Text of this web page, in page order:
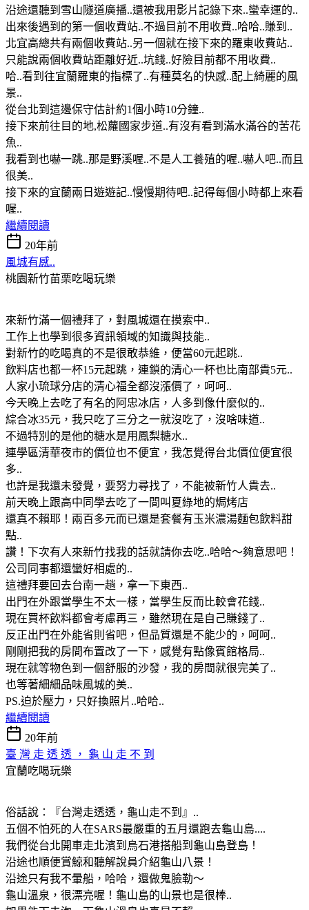
沿途還聽到雪山隧道廣播..還被我用影片記錄下來..蠻幸運的..
出來後遇到的第一個收費站..不過目前不用收費..哈哈..賺到..
北宜高總共有兩個收費站..另一個就在接下來的羅東收費站..
只能說兩個收費站距離好近..坑錢..好險目前都不用收費..
哈..看到往宜蘭羅東的指標了..有種莫名的快感..配上綺麗的風
景..
從台北到這邊保守估計約1個小時10分鐘..
接下來前往目的地,松蘿國家步道..有沒有看到滿水滿谷的苦花
魚..
我看到也嚇一跳..那是野溪喔..不是人工養殖的喔..嚇人吧..而且
很美..
接下來的宜蘭兩日遊遊記..慢慢期待吧..記得每個小時都上來看
喔..
繼續閱讀
20年前
風城有感..
桃園新竹苗栗吃喝玩樂
來新竹滿一個禮拜了，對風城還在摸索中..
工作上也學到很多資訊領域的知識與技能..
對新竹的吃喝真的不是很敢恭維，便當60元起跳..
飲料店也都一杯15元起跳，連鎖的清心一杯也比南部貴5元..
人家小琉球分店的清心福全都沒漲價了，呵呵..
今天晚上去吃了有名的阿忠冰店，人多到像什麼似的..
綜合冰35元，我只吃了三分之一就沒吃了，沒啥味道..
不過特別的是他的糖水是用鳳梨糖水..
連學區清華夜市的價位也不便宜，我怎覺得台北價位便宜很
多..
也許是我還未發覺，要努力尋找了，不能被新竹人貴去..
前天晚上跟高中同學去吃了一間叫夏綠地的焗烤店
還真不賴耶！兩百多元而已還是套餐有玉米濃湯麵包飲料甜
點..
讚！下次有人來新竹找我的話就請你去吃..哈哈～夠意思吧！
公司同事都還蠻好相處的..
這禮拜要回去台南一趟，拿一下東西..
出門在外跟當學生不太一樣，當學生反而比較會花錢..
現在買杯飲料都會考慮再三，雖然現在是自己賺錢了..
反正出門在外能省則省吧，但品質還是不能少的，呵呵..
剛剛把我的房間布置改了一下，感覺有點像賓館格局..
現在就等物色到一個舒服的沙發，我的房間就很完美了..
也等著細細品味風城的美..
PS.迫於壓力，只好換照片..哈哈..
繼續閱讀
20年前
臺 灣 走 透 透 ， 龜 山 走 不 到
宜蘭吃喝玩樂
俗話說：『台灣走透透，龜山走不到』..
五個不怕死的人在SARS最嚴重的五月還跑去龜山島....
我們從台北開車走北濱到烏石港搭船到龜山島登島！
沿途也順便賞鯨和聽解說員介紹龜山八景！
沿途只有我不暈船，哈哈，還做鬼臉勒～
龜山溫泉，很漂亮喔！龜山島的山景也是很棒..